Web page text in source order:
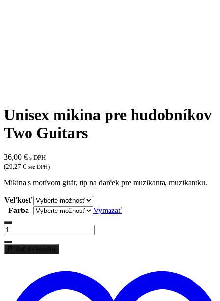
Unisex mikina pre hudobníkov
Two Guitars
36,00 € s DPH
(29,27 € bez DPH)
Mikina s motívom gitár, tip na darček pre muzikanta, muzikantku.
Veľkosť
Farba
Vymazať
množstvo
Unisex
mikina
pre
Pridať do košíka